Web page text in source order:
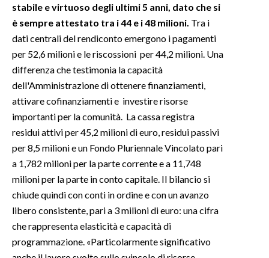
stabile e virtuoso degli ultimi 5 anni, dato che si
è sempre attestato tra i 44 e i 48 milioni. Tra i
dati centrali del rendiconto emergono i pagamenti
per 52,6 milioni e le riscossioni per 44,2 milioni. Una
differenza che testimonia la capacità
dell'Amministrazione di ottenere finanziamenti,
attivare cofinanziamenti e investire risorse
importanti per la comunità. La cassa registra
residui attivi per 45,2 milioni di euro, residui passivi
per 8,5 milioni e un Fondo Pluriennale Vincolato pari
a 1,782 milioni per la parte corrente e a 11,748
milioni per la parte in conto capitale. Il bilancio si
chiude quindi con conti in ordine e con un avanzo
libero consistente, pari a 3 milioni di euro: una cifra
che rappresenta elasticità e capacità di
programmazione. «Particolarmente significativo